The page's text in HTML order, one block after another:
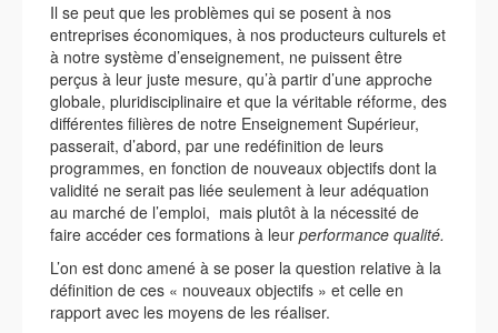
Il se peut que les problèmes qui se posent à nos
entreprises économiques, à nos producteurs culturels et
à notre système d’enseignement, ne puissent être
perçus à leur juste mesure, qu’à partir d’une approche
globale, pluridisciplinaire et que la véritable réforme, des
différentes filières de notre Enseignement Supérieur,
passerait, d’abord, par une redéfinition de leurs
programmes, en fonction de nouveaux objectifs dont la
validité ne serait pas liée seulement à leur adéquation
au marché de l’emploi, mais plutôt à la nécessité de
faire accéder ces formations à leur performance qualité.
L’on est donc amené à se poser la question relative à la
définition de ces « nouveaux objectifs » et celle en
rapport avec les moyens de les réaliser.